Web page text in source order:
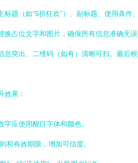
题（如“5折狂欢”）、副标题、使用条件
占位文字和图片，确保所有信息准确无
突出、二维码（如有）清晰可扫。最后
效果：
应使用醒目字体和颜色。
和有效期限，增加可信度。